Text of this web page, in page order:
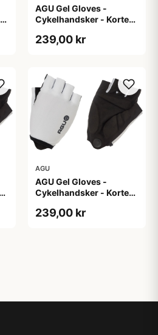
AGU Gel Gloves -
Cykelhandsker - Korte
239,00 kr
AGU
AGU Gel Gloves -
Cykelhandsker - Korte
239,00 kr